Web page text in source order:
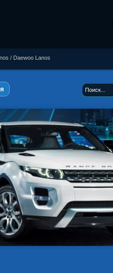
/ Daewoo Lanos